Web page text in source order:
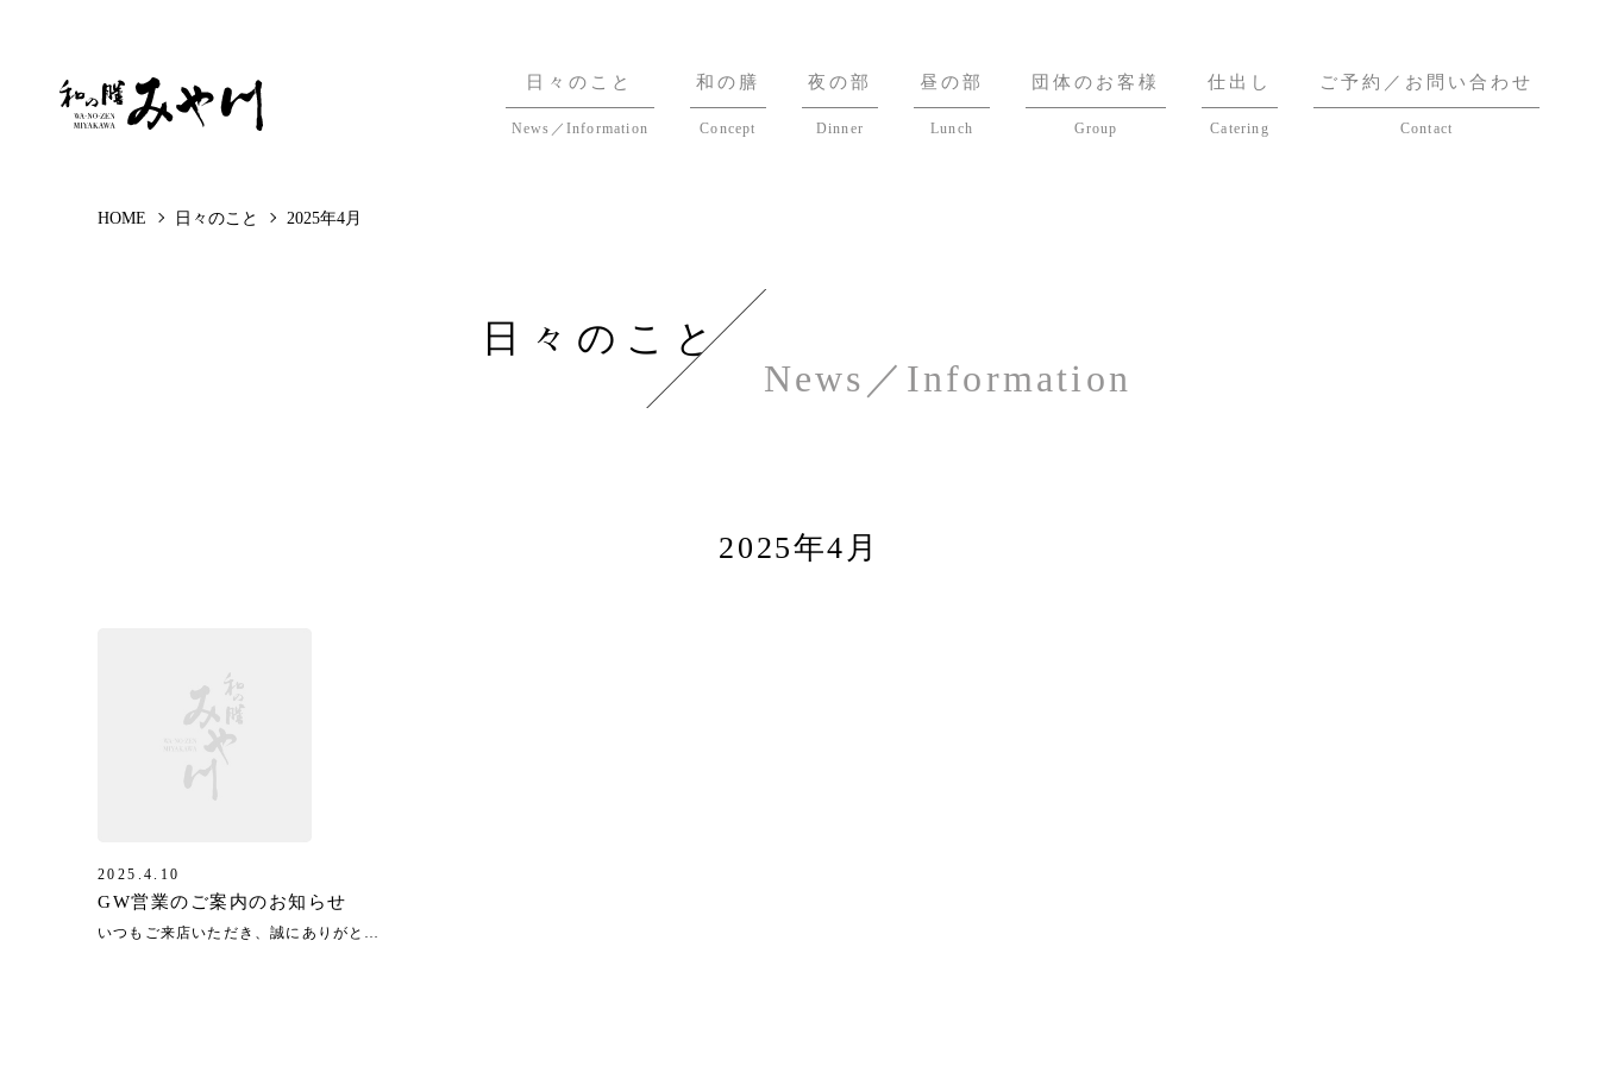
日々のこと
News／Information
和の膳
Concept
夜の部
Dinner
昼の部
Lunch
団体のお客様
Group
仕出し
Catering
ご予約／お問い合わせ
Contact
HOME 日々のこと 2025年4月
日々のこと
News／Information
2025年4月
2025.4.10
GW営業のご案内のお知らせ
いつもご来店いただき、誠にありがとうございます。ゴールデンウィーク【4月29日〜5月6日】の営業について、下記のようにお知らせいたします。 4月29日㊗️ 通常営業4月30日(水) 通常営業5more